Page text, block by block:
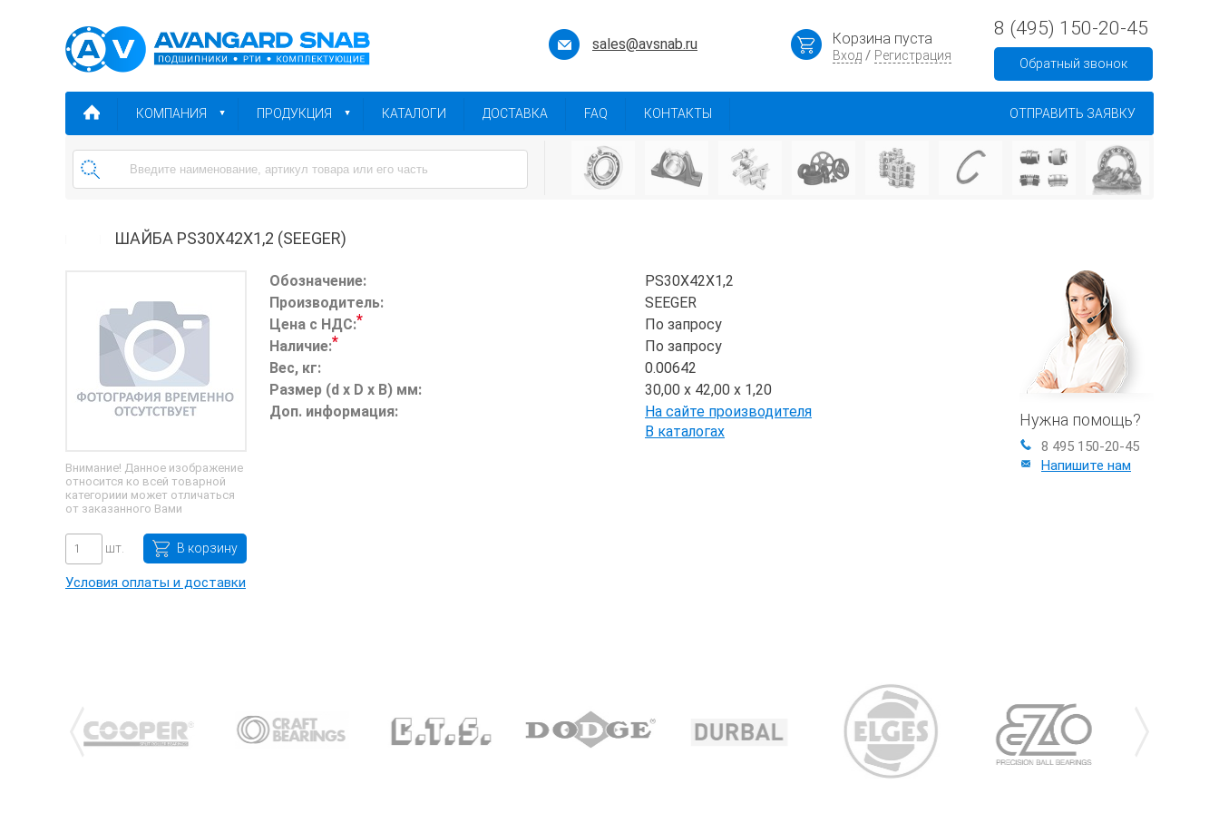
sales@avsnab.ru Корзина пуста
Вход / Регистрация
8 (495) 150-20-45
Обратный звонок
КОМПАНИЯ ПРОДУКЦИЯ КАТАЛОГИ ДОСТАВКА FAQ КОНТАКТЫ ОТПРАВИТЬ ЗАЯВКУ
ШАЙБА PS30X42X1,2 (SEEGER)
Нужна помощь?
8 495 150-20-45
Напишите нам
Внимание! Данное изображение
относится ко всей товарной
категориии может отличаться
от заказанного Вами
шт. В корзину
Условия оплаты и доставки
Обозначение:
PS30X42X1,2
Производитель:
SEEGER
Цена с НДС:*
По запросу
Наличие:*
По запросу
Вес, кг:
0.00642
Размер (d x D x B) мм:
30,00 x 42,00 x 1,20
Доп. информация:
На сайте производителя
В каталогах